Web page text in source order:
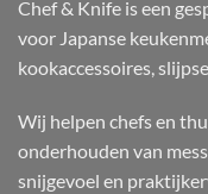
Chef & Knife is een
voor Japanse
kookaccessoires,
Wij helpen chefs en
onderhouden van
snijgevoel en